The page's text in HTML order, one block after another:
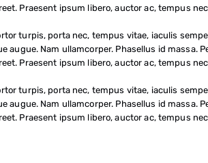
Praesent ipsum libero, auctor ac, tempus
turpis, porta nec, tempus vitae, iaculis
Nam ullamcorper. Phasellus id massa.
Praesent ipsum libero, auctor ac, tempus
turpis, porta nec, tempus vitae, iaculis
Nam ullamcorper. Phasellus id massa.
Praesent ipsum libero, auctor ac, tempus